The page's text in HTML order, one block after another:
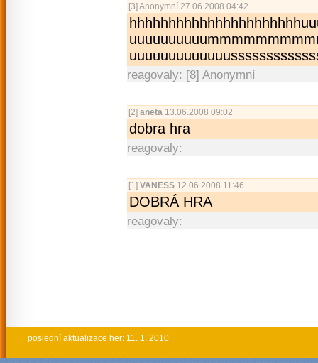
[3] Anonymní 27.06.2008 04:42
reagovaly: [8] Anonymní
[2] aneta 13.06.2008 09:02
dobra hra
reagovaly:
[1] VANESS 12.06.2008 11:46
DOBRÁ HRA
reagovaly:
poslední aktualizace her: 11. 1. 2010